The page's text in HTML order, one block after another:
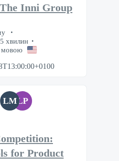
Inni Group
хвилин
мовою
LMLP
for Product